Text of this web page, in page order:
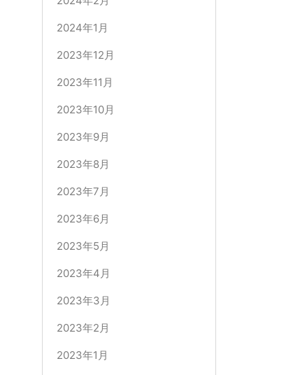
2024年1月
2023年12月
2023年11月
2023年10月
2023年9月
2023年8月
2023年7月
2023年6月
2023年5月
2023年4月
2023年3月
2023年2月
2023年1月